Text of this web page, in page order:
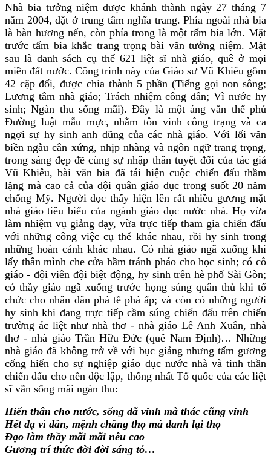
Nhà bia tưởng niệm được khánh thành ngày 27 tháng 7
năm 2004, đặt ở trung tâm nghĩa trang. Phía ngoài nhà bia
là bàn hương nến, còn phía trong là một tấm bia lớn. Mặt
trước tấm bia khắc trang trọng bài văn tưởng niệm. Mặt
sau là danh sách cụ thể 621 liệt sĩ nhà giáo, quê ở mọi
miền đất nước. Công trình này của Giáo sư Vũ Khiêu gồm
42 cặp đối, được chia thành 5 phần (Tiếng gọi non sông;
Lương tâm nhà giáo; Trách nhiệm công dân; Vì nước hy
sinh; Ngàn thu sống mãi). Đây là một áng văn thể phú
Đường luật mẫu mực, nhằm tôn vinh công trạng và ca
ngợi sự hy sinh anh dũng của các nhà giáo. Với lối văn
biền ngẫu cân xứng, nhịp nhàng và ngôn ngữ trang trọng,
trong sáng đẹp đẽ cùng sự nhập thân tuyệt đối của tác giả
Vũ Khiêu, bài văn bia đã tái hiện cuộc chiến đấu thầm
lặng mà cao cả của đội quân giáo dục trong suốt 20 năm
chống Mỹ. Người đọc thấy hiện lên rất nhiều gương mặt
nhà giáo tiêu biểu của ngành giáo dục nước nhà. Họ vừa
làm nhiệm vụ giảng dạy, vừa trực tiếp tham gia chiến đấu
với những công việc cụ thể khác nhau, rồi hy sinh trong
những hoàn cảnh khác nhau. Có nhà giáo ngã xuống khi
lấy thân mình che cửa hầm tránh pháo cho học sinh; có cô
giáo - đội viên đội biệt động, hy sinh trên hè phố Sài Gòn;
có thầy giáo ngã xuống trước họng súng quân thù khi tổ
chức cho nhân dân phá tề phá ấp; và còn có những người
hy sinh khi đang trực tiếp cầm súng chiến đấu trên chiến
trường ác liệt như nhà thơ - nhà giáo Lê Anh Xuân, nhà
thơ - nhà giáo Trần Hữu Đức (quê Nam Định)… Những
nhà giáo đã không trở về với bục giảng nhưng tấm gương
cống hiến cho sự nghiệp giáo dục nước nhà và tinh thần
chiến đấu cho nền độc lập, thống nhất Tổ quốc của các liệt
sĩ vẫn sống mãi ngàn thu:
Hiến thân cho nước, sống đã vinh mà thác cũng vinh
Hết dạ vì dân, mệnh chẳng thọ mà danh lại thọ
Đạo làm thầy mãi mãi nêu cao
Gương trí thức đời đời sáng tỏ…